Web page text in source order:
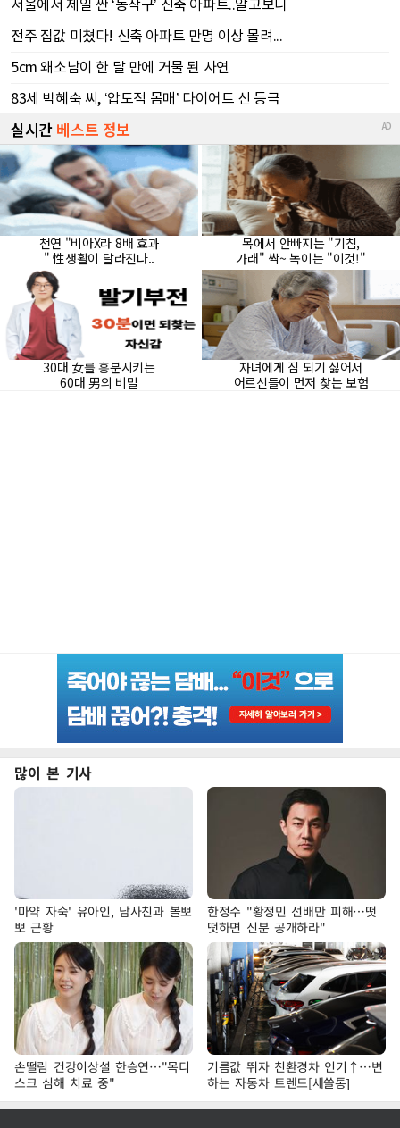
많이 본 기사
'마약 자숙' 유아인, 남사친과 볼뽀
뽀 근황
한정수 "황정민 선배만 피해…떳
떳하면 신분 공개하라"
손떨림 건강이상설 한승연…"목디
스크 심해 치료 중"
기름값 뛰자 친환경차 인기↑…변
하는 자동차 트렌드[세쓸통]